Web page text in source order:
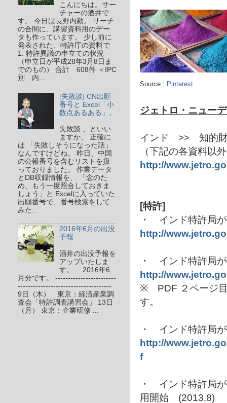
Source : Pinterest
ジェトロ・ニュー
インド >> 知的
（下記の各資料以
http://
[特許]
・ インド特許局
http://
・ インド特許局
http://
※ PDF ２ページ目
す。
・ インド特許局
http://
f
・ インド特許局
用開始 (2013.8)
こんにちは。サー
チャーの酒井で
す。 今日は長野内勤。 サーチ
の合間に、講習資料用のデー
タも作っています。 少し前に
発表された、特許庁の資料で
1. 特許異議の申立ての状況
（申立日が平成28年3月8日ま
でのもの） 合計 608件 ＜IPC
別 内...
[失敗談] CN出願
番号と Excel「小
数点あるある」。
失敗談 、といい
ますか、 正確に
は 「失敗しそうになった話」
なんですけどね。 昨日、中国
の公報番号を含むリストを扱
っておりました。 作業データ
とDB収録情報を、 「念のた
め、もう一度照合しておきま
しょう」と Excelに入っていた
出願番号で、番号検索をして
みた...
2016年6月の出没
予報
酒井の出没予報を
アップいたしま
す。 2016年6
月分です。 ------------------------
-------------------------------------
9日（木） 東京：経済産業調
査会「特許調査講習会」 13日
（月） 東京：企業研修 ...